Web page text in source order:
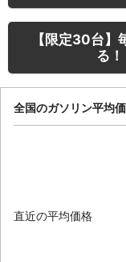
【限定30台】
る！
全国のガソリン平均
直近の平均価格